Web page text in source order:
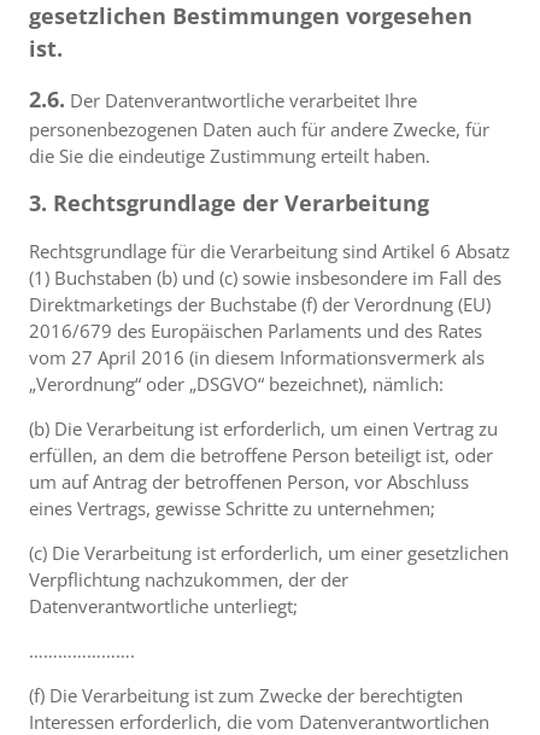
gesetzlichen Bestimmungen vorgesehen
ist.
2.6. Der Datenverantwortliche verarbeitet Ihre
personenbezogenen Daten auch für andere Zwecke, für
die Sie die eindeutige Zustimmung erteilt haben.
3. Rechtsgrundlage der Verarbeitung
Rechtsgrundlage für die Verarbeitung sind Artikel 6 Absatz
(1) Buchstaben (b) und (c) sowie insbesondere im Fall des
Direktmarketings der Buchstabe (f) der Verordnung (EU)
2016/679 des Europäischen Parlaments und des Rates
vom 27 April 2016 (in diesem Informationsvermerk als
„Verordnung“ oder „DSGVO“ bezeichnet), nämlich:
(b) Die Verarbeitung ist erforderlich, um einen Vertrag zu
erfüllen, an dem die betroffene Person beteiligt ist, oder
um auf Antrag der betroffenen Person, vor Abschluss
eines Vertrags, gewisse Schritte zu unternehmen;
(c) Die Verarbeitung ist erforderlich, um einer gesetzlichen
Verpflichtung nachzukommen, der der
Datenverantwortliche unterliegt;
………………….
(f) Die Verarbeitung ist zum Zwecke der berechtigten
Interessen erforderlich, die vom Datenverantwortlichen